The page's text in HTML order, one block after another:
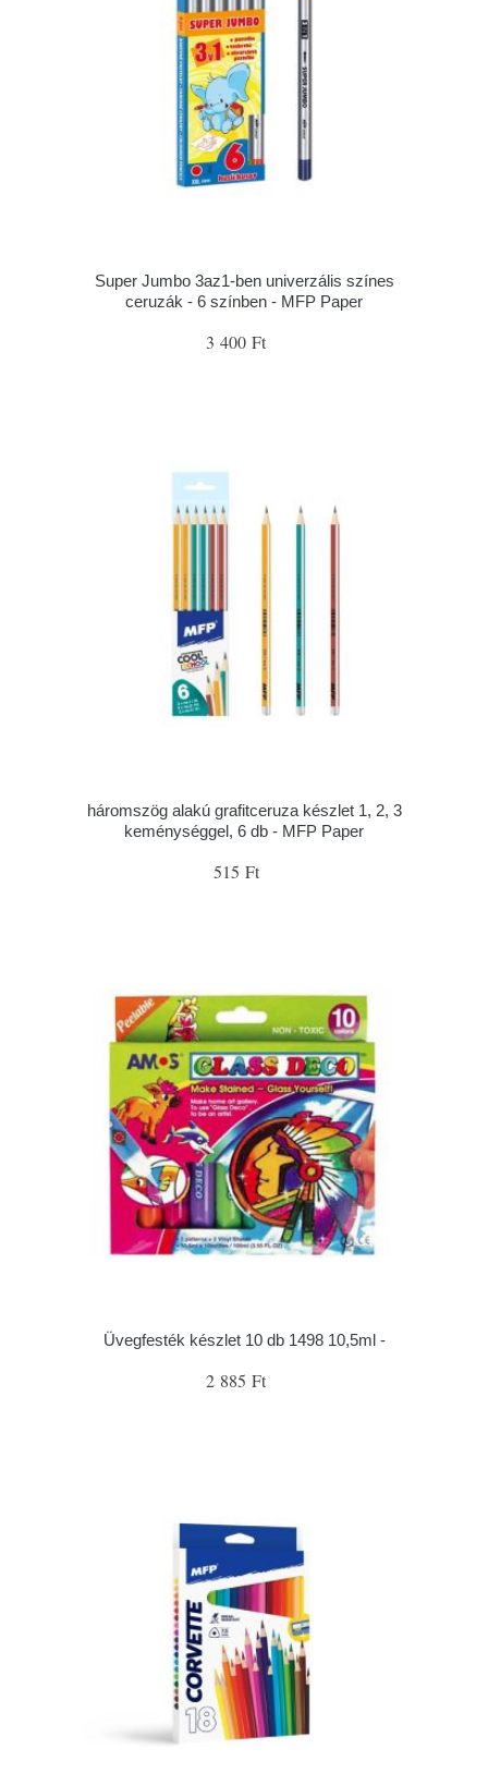
Super Jumbo 3az1-ben univerzális színes
ceruzák - 6 színben - MFP Paper
3 400 Ft
háromszög alakú grafitceruza készlet 1, 2, 3
keménységgel, 6 db - MFP Paper
515 Ft
Üvegfesték készlet 10 db 1498 10,5ml -
2 885 Ft